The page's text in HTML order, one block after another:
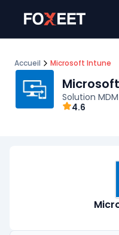
Accueil Microsoft Intune
Solution
4.6